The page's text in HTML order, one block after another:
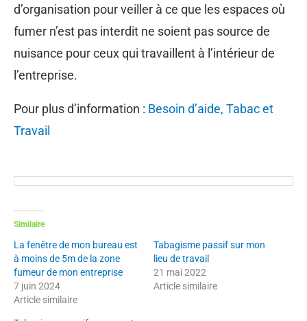
d’organisation pour veiller à ce que les espaces où
fumer n’est pas interdit ne soient pas source de
nuisance pour ceux qui travaillent à l’intérieur de
l’entreprise.
Pour plus d’information : Besoin d’aide, Tabac et
Travail
Similaire
La fenêtre de mon bureau est
à moins de 5m de la zone
fumeur de mon entreprise
7 juin 2024
Article similaire
Tabagisme passif sur mon
lieu de travail
21 mai 2022
Article similaire